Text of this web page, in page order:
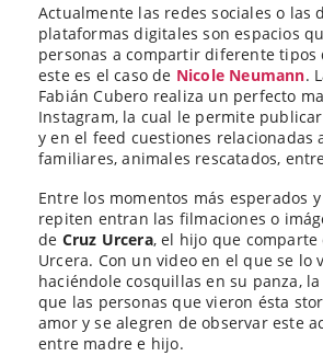
Actualmente las redes sociales o las
plataformas digitales son espacios
personas a compartir diferente tipos
este es el caso de Nicole Neumann.
Fabián Cubero realiza un perfecto
Instagram, la cual le permite
y en el feed cuestiones relacionadas
familiares, animales rescatados,
Entre los momentos más esperados
repiten entran las filmaciones o
de Cruz Urcera, el hijo que comparte
Urcera. Con un video en el que se lo
haciéndole cosquillas en su panza,
que las personas que vieron ésta
amor y se alegren de observar este
entre madre e hijo.